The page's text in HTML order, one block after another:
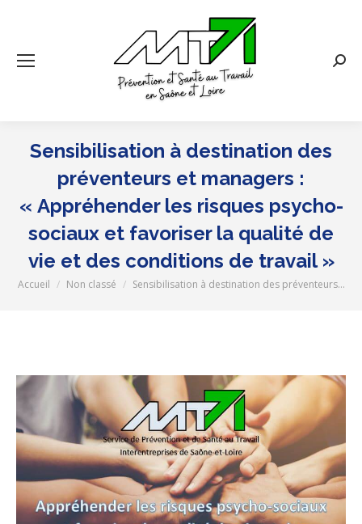
Sensibilisation à destination des
préventeurs et managers :
« Appréhender les risques psycho-
sociaux et favoriser la qualité de
vie et des conditions de travail »
Vous êtes ici :
Accueil Non classé Sensibilisation à destination des préventeurs…